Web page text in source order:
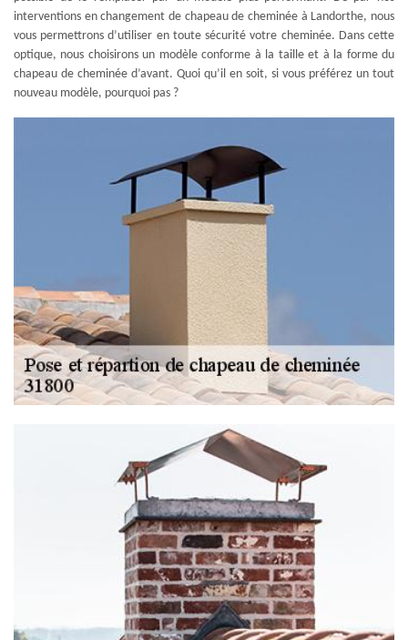
interventions en changement de chapeau de cheminée à Landorthe, nous
vous permettrons d’utiliser en toute sécurité votre cheminée. Dans cette
optique, nous choisirons un modèle conforme à la taille et à la forme du
chapeau de cheminée d’avant. Quoi qu’il en soit, si vous préférez un tout
nouveau modèle, pourquoi pas ?